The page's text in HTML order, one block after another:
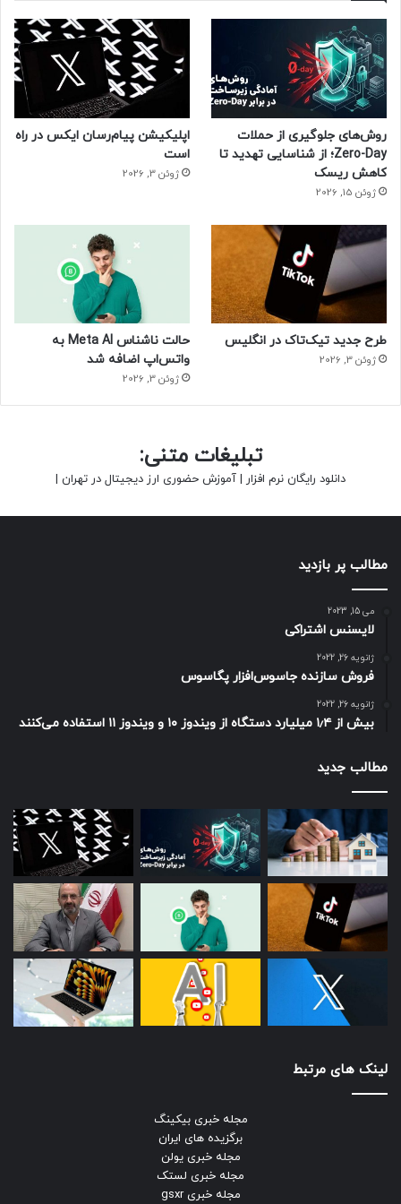
روش‌های جلوگیری از حملات
Zero-Day؛ از شناسایی تهدید تا
کاهش ریسک
ژوئن 15, 2026
اپلیکیشن پیام‌رسان ایکس در راه
است
ژوئن 3, 2026
طرح جدید تیک‌تاک در انگلیس
ژوئن 3, 2026
حالت ناشناس Meta AI به
واتس‌اپ اضافه شد
ژوئن 3, 2026
تبلیغات متنی:
دانلود رایگان نرم افزار | آموزش حضوری ارز دیجیتال در تهران |
مطالب پر بازدید
می 15, 2023
لایسنس اشتراکی
ژانویه 26, 2022
فروش سازنده جاسوس‌افزار پگاسوس
ژانویه 26, 2022
بیش از ۱٫۴ میلیارد دستگاه از ویندوز ۱۰ و ویندوز ۱۱ استفاده می‌کنند
مطالب جدید
لینک های مرتبط
مجله خبری بیکینگ
برگزیده های ایران
مجله خبری یولن
مجله خبری لستک
مجله خبری gsxr